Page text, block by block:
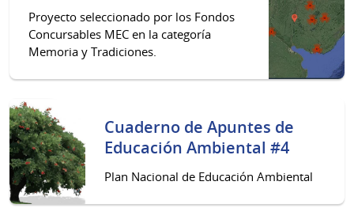
Proyecto seleccionado por los Fondos
Concursables MEC en la categoría
Memoria y Tradiciones.
Cuaderno de Apuntes de
Educación Ambiental #4
Plan Nacional de Educación Ambiental